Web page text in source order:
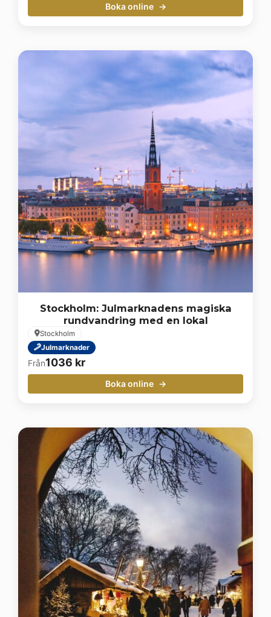
Boka online
Stockholm: Julmarknadens magiska
rundvandring med en lokal
Stockholm
Julmarknader
Från1036 kr
Boka online